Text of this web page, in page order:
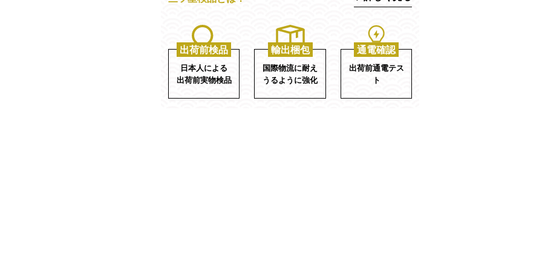
出荷前検品
日本人による
出荷前実物検品
輸出梱包
国際物流に耐え
うるように強化
通電確認
出荷前通電テス
ト